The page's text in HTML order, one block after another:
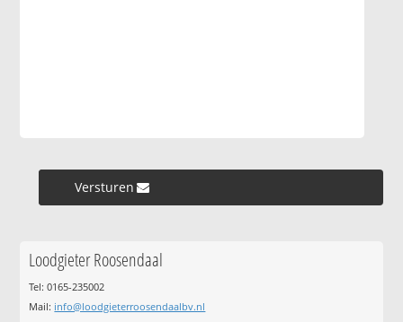
Versturen »
Loodgieter Roosendaal
Tel: 0165-235002
Mail: info@loodgieterroosendaalbv.nl